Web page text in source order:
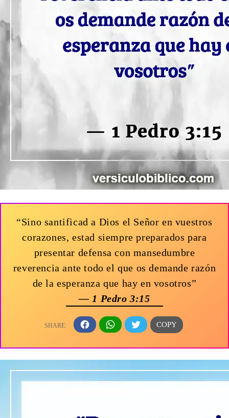
“Sino santificad a Dios el Señor en vuestros
corazones, estad siempre preparados para
presentar defensa con mansedumbre
reverencia ante todo el que os demande razón
de la esperanza que hay en vosotros”
— 1 Pedro 3:15